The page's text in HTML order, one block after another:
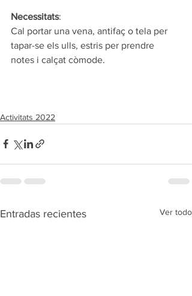
Necessitats:
Cal portar una vena, antifaç o tela per
tapar-se els ulls, estris per prendre
notes i calçat còmode.
Activitats 2022
Entradas recientes Ver todo